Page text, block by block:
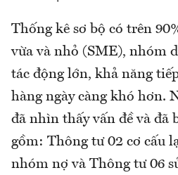
Thống kê sơ bộ có trên
vừa và nhỏ (SME), nhóm
tác động lớn, khả năng
hàng ngày càng khó hơn.
đã nhìn thấy vấn đề và đã
gồm: Thông tư 02 cơ cấu
nhóm nợ và Thông tư 06